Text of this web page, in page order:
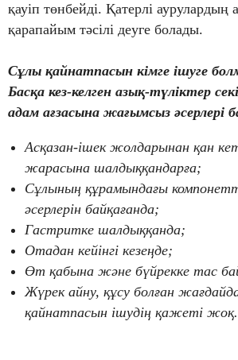
қауіп төнбейді. Қатерлі
қарапайым тәсілі деуге болады.
Сұлы қайнатпасын кімге ішуге
Басқа кез-келген азық-түліктер
адам ағзасына жағымсыз әсерлері
Асқазан-ішек жолдарынан қан
жарасына шалдыққандарға;
Сұлының құрамындағы
әсерлерін байқағанда;
Гастритке шалдыққанда;
Отадан кейінгі кезеңде;
Өт қабына және бүйрекке тас
Жүрек айну, құсу болған
қайнатпасын ішудің қажеті жоқ.